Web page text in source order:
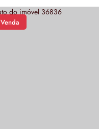
Venda